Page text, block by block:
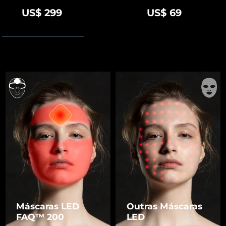
US$ 299 US$ 69
Máscaras LED
FAQ™ 200
Outras Máscaras
LED